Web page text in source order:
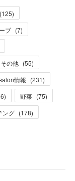
(125)
ブ (7)
その他 (55)
情報 (231)
) 野菜 (75)
ング (178)